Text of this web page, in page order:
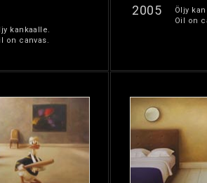
kankaalle.
on canvas.
2005
Öljy
Oil on